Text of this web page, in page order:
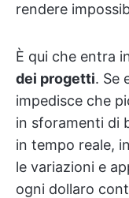
rendere
È qui che entra
dei progetti. Se
impedisce che
in sforamenti di
in tempo reale,
le variazioni e
ogni dollaro